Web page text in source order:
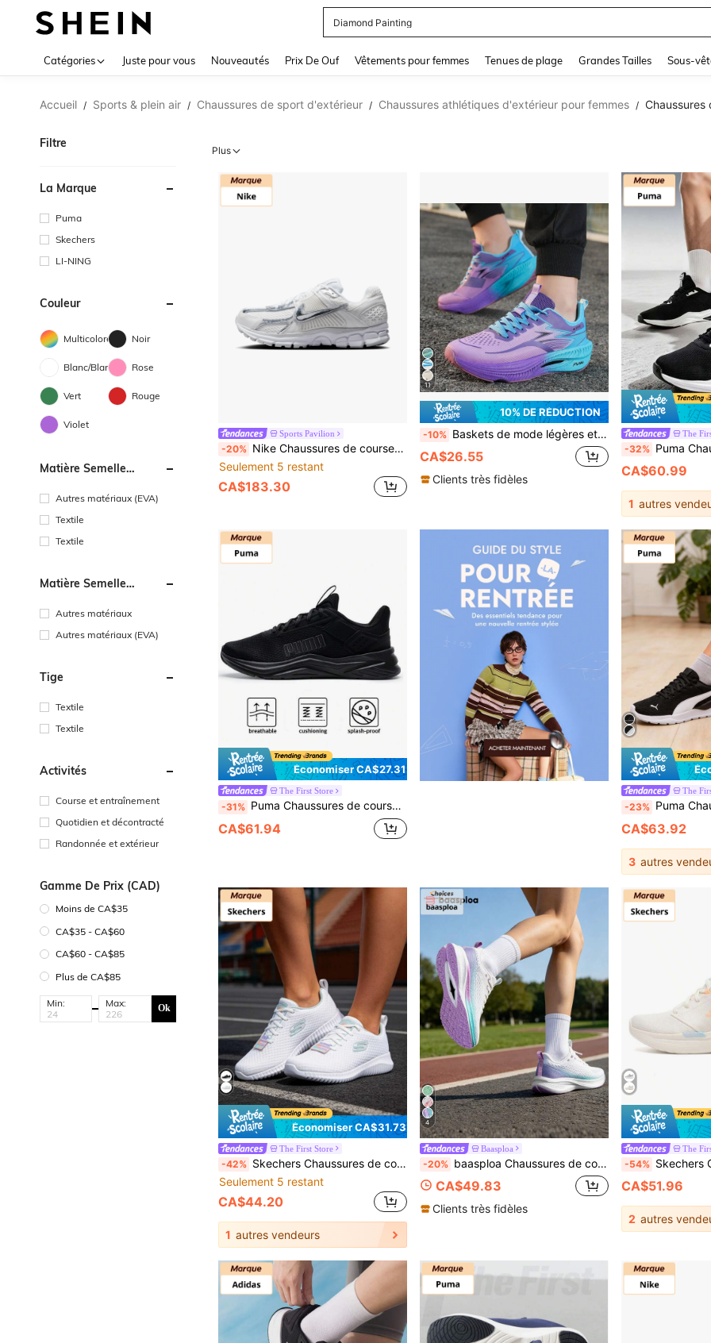
Blouse Femme Chic
Catégories Juste pour vous Nouveautés Prix De Ouf Vêtements pour femmes Tenues de plage Grandes Tailles Sous-
Accueil / Sports & plein air / Chaussures de sport d'extérieur / Chaussures athlétiques d'extérieur pour femmes / Chaussures
Filtre
La Marque
Puma
Skechers
LI-NING
Couleur
Multicolore Noir
Blanc/Blanche Rose
Vert Rouge
Violet
Matière Semelle
Autres matériaux (EVA)
Textile
Textile
Matière Semelle
Autres matériaux
Autres matériaux (EVA)
Tige
Textile
Textile
Activités
Course et entraînement
Quotidien et décontracté
Randonnée et extérieur
Gamme De Prix (CAD)
Moins de CA$35
CA$35 - CA$60
CA$60 - CA$85
Plus de CA$85
Min: Max: Ok
Plus
Sports Pavilion
-20% Nike Chaussures de course confortables et polyvalentes Air Zoom Vomero 5 à semelle antidérapante, blanc et argent, HF7723-100
Seulement 5 restant
CA$183.30
11
10% DE RÉDUCTION
-10% Baskets de mode légères et respirantes pour l'entraînement croisé pour femmes - Chaussures de sport basses avec semelle épaisse, plaque de carbone à haute élasticité, absorption des chocs, soutien de la voûte plantaire et conception de semelle antidérapante, convenant pour le jogging, le fitness, la randonnée, la conduite, les voyages, les activités quotidiennes décontractées et les sports de camping en plein air pour hommes
CA$26.55
Clients très fidèles
The
-32% Puma Chaussures de course amortissantes et
CA$60.99
1 autres
Économiser CA$27.31
The First Store
-31% Puma Chaussures de course FTR Wave, Baskets rembourrées et respirantes pour hommes et femmes, Chaussures d'entraînement sportif, 311095-02
CA$61.94
The
-23% Puma Chaussures de sport décontracté Anzarun Lite,
CA$63.92
3 autres
Économiser CA$31.73
The First Store
-42% Skechers Chaussures de course LIFESTYLE SPORT, chaussures de fitness légères pour femmes, formation, voyage, décontracté, navette 8730031
Seulement 5 restant
CA$44.20
1 autres vendeurs
4
Baasploa
-20% baasploa Chaussures de course à plaque de carbone pour femmes, baskets confortables et amortissantes, chaussures d'entraînement en maille respirante, chaussures de sport absorbant les chocs pour la course, la fitness et le port quotidien
CA$49.83
Clients très fidèles
The
-54% Skechers Chaussures de course respirantes
CA$51.96
2 autres